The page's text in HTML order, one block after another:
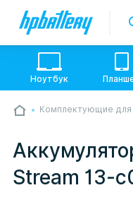
💙💛 Слава УкраЇні!
Опрацьовуємо
настільки швидко,
- пробачте, швидше
тривога. Але ми
Ноутбук
Комплектующие для
Stream 13-